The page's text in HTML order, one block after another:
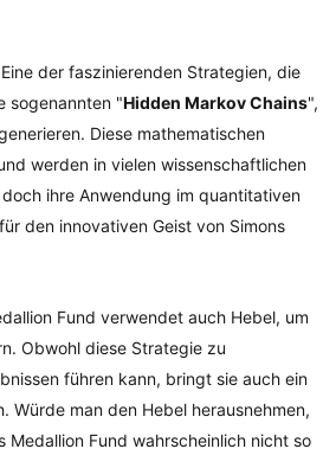
Eine der faszinierenden Strategien, die
sogenannten "Hidden Markov Chains",
Diese mathematischen
werden in vielen wissenschaftlichen
ihre Anwendung im quantitativen
den innovativen Geist von Simons
Fund verwendet auch Hebel, um
Obwohl diese Strategie zu
führen kann, bringt sie auch ein
Würde man den Hebel herausnehmen,
Medallion Fund wahrscheinlich nicht so